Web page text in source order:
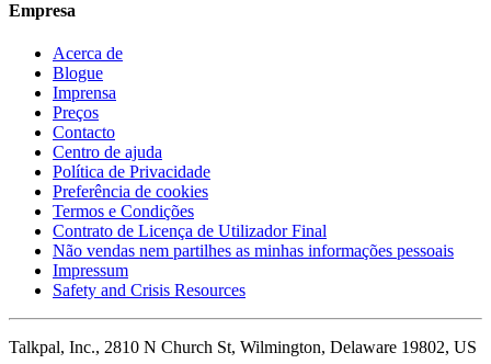
Empresa
Acerca de
Blogue
Imprensa
Preços
Contacto
Centro de ajuda
Política de Privacidade
Preferência de cookies
Termos e Condições
Contrato de Licença de Utilizador Final
Não vendas nem partilhes as minhas informações pessoais
Impressum
Safety and Crisis Resources
Talkpal, Inc., 2810 N Church St, Wilmington, Delaware 19802, US